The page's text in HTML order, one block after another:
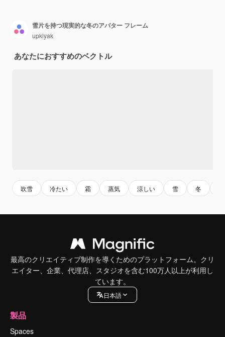
雪片を持つ現実的な冬のアバター フレーム
upklyak
あなたにおすすめのベクトル
吹雪 冷たい 霜 蒸気 涼しい 雪 冬
最高のクリエイティブ制作を導くためのプラットフォーム。クリ
エイター、企業、代理店、スタジオを含む100万人以上が利用し
ています。
日本語
製品
Spaces